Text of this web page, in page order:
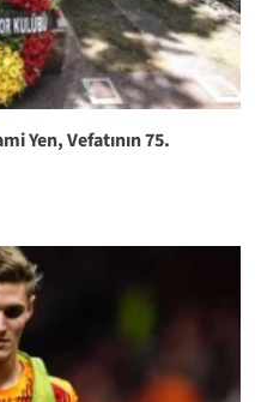
Yen, Vefatının 75.